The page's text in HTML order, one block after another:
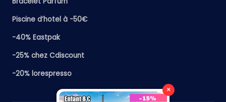
Piscine d’hotel à -50€
-40% Eastpak
-25% chez Cdiscount
-20% lorespresso
×